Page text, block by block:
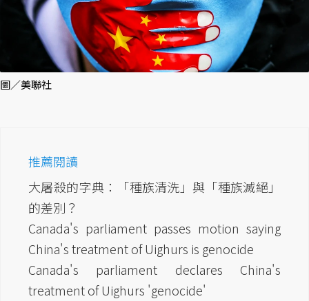
圖／美聯社
推薦閱讀
大屠殺的字典：「種族清洗」與「種族滅絕」
的差別？
Canada's parliament passes motion saying
China's treatment of Uighurs is genocide
Canada's parliament declares China's
treatment of Uighurs 'genocide'